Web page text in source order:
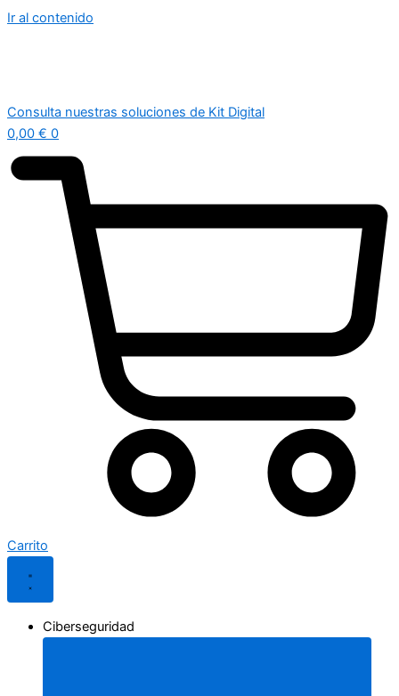
Ir al contenido
Consulta nuestras soluciones de Kit Digital
0,00 € 0
Carrito
Ciberseguridad